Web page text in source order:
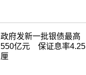
政府发新一批银债最高
550亿元 保证息率4.25
厘